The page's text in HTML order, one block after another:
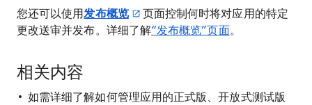
您还可以使用发布概览
页面控制何时将对应用的特定
更改送审并发布。详细了解“发布概览”页面。
相关内容
如需详细了解如何管理应用的正式版、开放式测试版